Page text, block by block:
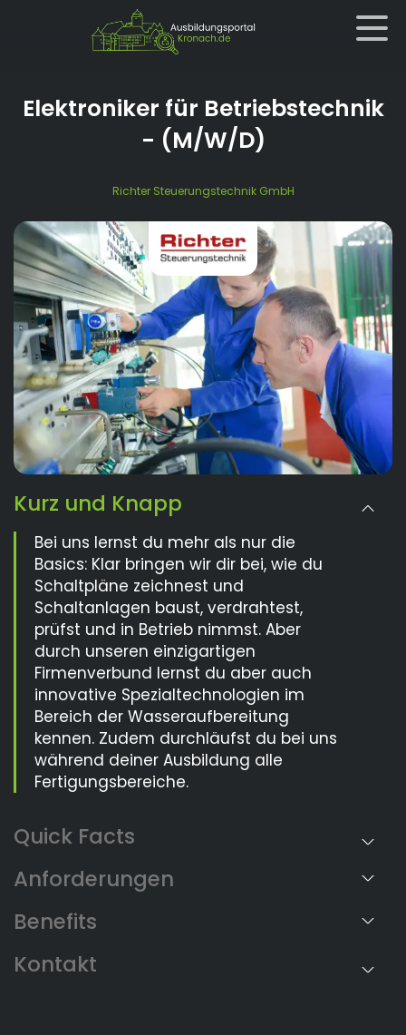
Elektroniker für Betriebstechnik
- (M/W/D)
Richter Steuerungstechnik GmbH
Kurz und Knapp
Bei uns lernst du mehr als nur die
Basics: Klar bringen wir dir bei, wie du
Schaltpläne zeichnest und
Schaltanlagen baust, verdrahtest,
prüfst und in Betrieb nimmst. Aber
durch unseren einzigartigen
Firmenverbund lernst du aber auch
innovative Spezialtechnologien im
Bereich der Wasseraufbereitung
kennen. Zudem durchläufst du bei uns
während deiner Ausbildung alle
Fertigungsbereiche.
Anforderungen
Benefits